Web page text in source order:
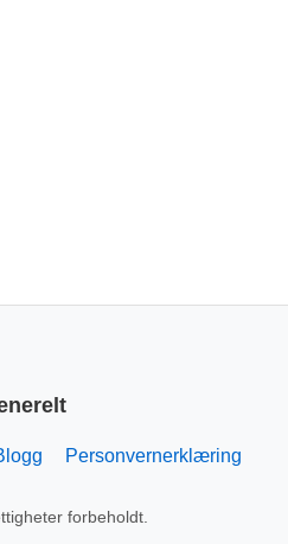
Personvernerklæring
forbeholdt.